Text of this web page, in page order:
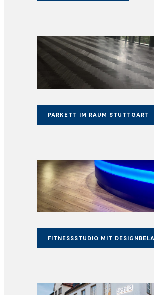
PARKETT IM RAUM STUTTGART
FITNESSSTUDIO MIT